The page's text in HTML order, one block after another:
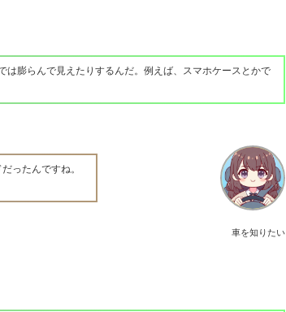
膨らんで見えたりするんだ。例えば、スマホケースとかで
車を知りたい
ったんですね。